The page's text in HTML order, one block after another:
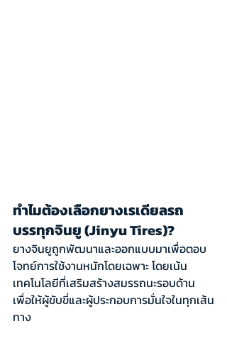
ทำไมต้องเลือกยางเรเดียลรถ
บรรทุกจินยู (Jinyu Tires)?
ยางจินยูถูกพัฒนาและออกแบบมาเพื่อตอบ
โจทย์การใช้งานหนักโดยเฉพาะ โดยเน้น
เทคโนโลยีที่เสริมสร้างสมรรถนะรอบด้าน
เพื่อให้ผู้ขับขี่และผู้ประกอบการมั่นใจในทุกเส้น
ทาง